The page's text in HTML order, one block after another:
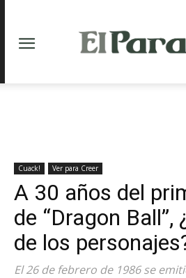
Cuack! Ver para Creer
A 30 años del
de “Dragon Ball”,
de los
El 26 de febrero de 1986 se